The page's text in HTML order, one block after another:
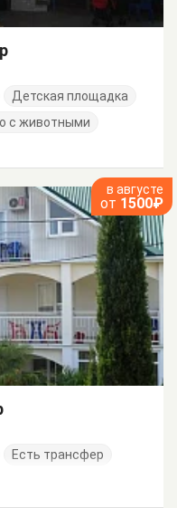
Детская площадка
с животными
в августе
от 1500₽
Есть трансфер